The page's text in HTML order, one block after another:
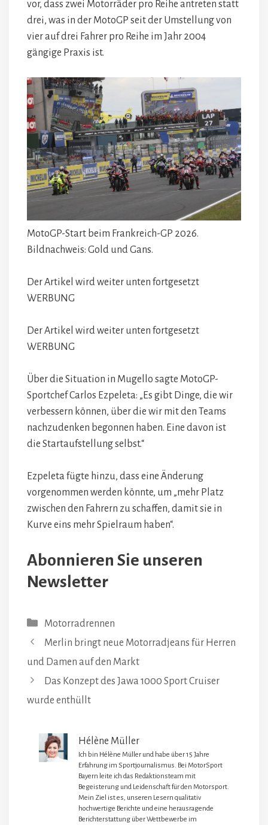
vor, dass zwei Motorräder pro Reihe antreten statt
drei, was in der MotoGP seit der Umstellung von
vier auf drei Fahrer pro Reihe im Jahr 2004
gängige Praxis ist.
MotoGP-Start beim Frankreich-GP 2026.
Bildnachweis: Gold und Gans.
Der Artikel wird weiter unten fortgesetzt
WERBUNG
Der Artikel wird weiter unten fortgesetzt
WERBUNG
Über die Situation in Mugello sagte MotoGP-
Sportchef Carlos Ezpeleta: „Es gibt Dinge, die wir
verbessern können, über die wir mit den Teams
nachzudenken begonnen haben. Eine davon ist
die Startaufstellung selbst.“
Ezpeleta fügte hinzu, dass eine Änderung
vorgenommen werden könnte, um „mehr Platz
zwischen den Fahrern zu schaffen, damit sie in
Kurve eins mehr Spielraum haben“.
Abonnieren Sie unseren
Newsletter
Kategorien
Motorradrennen
Merlin bringt neue Motorradjeans für Herren
und Damen auf den Markt
Das Konzept des Jawa 1000 Sport Cruiser
wurde enthüllt
Hélène Müller
Ich bin Hélène Müller und habe über 15 Jahre
Erfahrung im Sportjournalismus. Bei MotorSport
Bayern leite ich das Redaktionsteam mit
Begeisterung und Leidenschaft für den Motorsport.
Mein Ziel ist es, unseren Lesern qualitativ
hochwertige Berichte und eine herausragende
Berichterstattung über Wettbewerbe im